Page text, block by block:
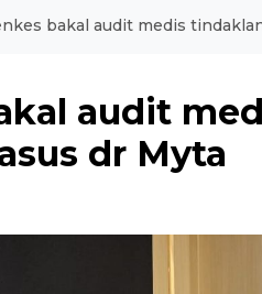
bakal audit medis
audit
dr Myta